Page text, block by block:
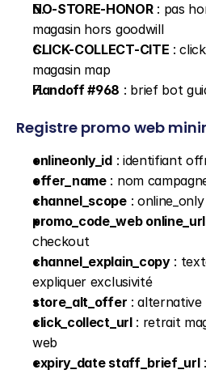
NO-STORE-HONOR : pas
magasin hors goodwill
CLICK-COLLECT-CITE :
magasin map
Handoff #968 : brief bot
Registre promo web
onlineonly_id : identifiant
offer_name : nom
channel_scope :
promo_code_web online_url
checkout
channel_explain_copy :
expliquer exclusivité
store_alt_offer : alternative
click_collect_url : retrait
web
expiry_date staff_brief_url